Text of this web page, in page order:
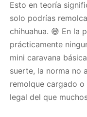
Esto en teoría
solo podrías
chihuahua. 😅 En la
prácticamente
mini caravana
suerte, la norma no
remolque cargado
legal del que